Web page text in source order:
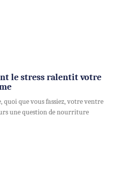
le stress ralentit votre
quoi que vous fassiez, votre ventre
une question de nourriture